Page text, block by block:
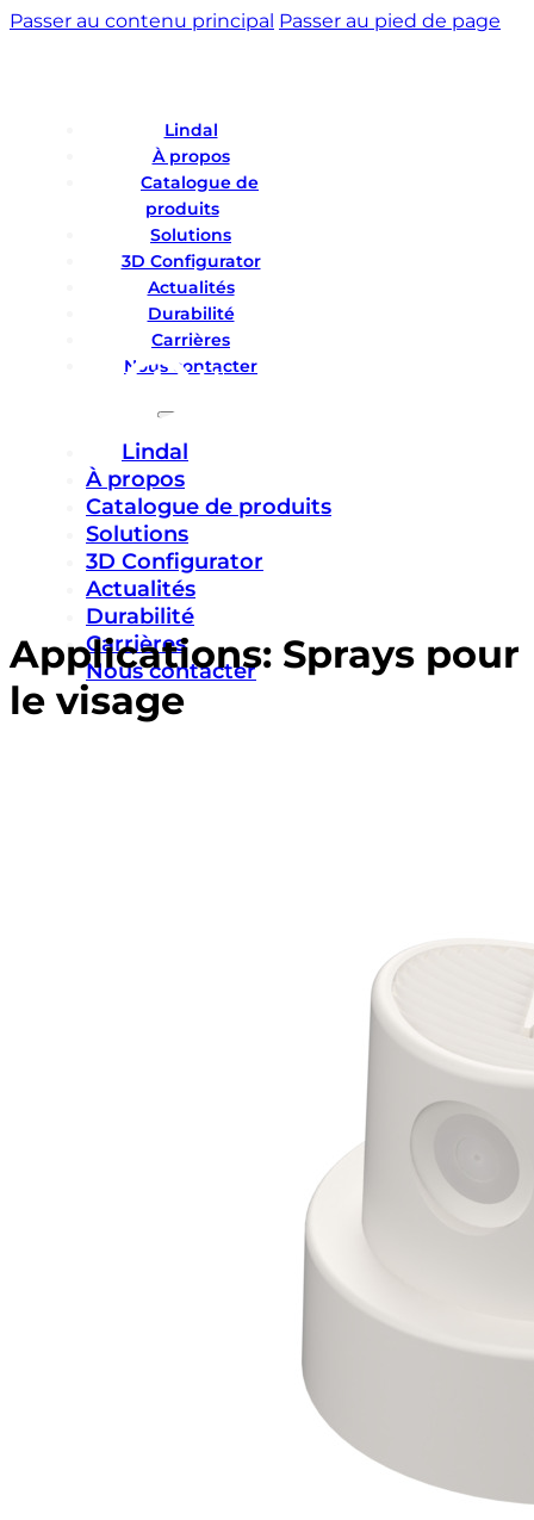
Passer au contenu principal Passer au pied de page
Lindal
À propos
Catalogue de
produits
Solutions
3D Configurator
Actualités
Durabilité
Carrières
Nous contacter
Lindal
À propos
Catalogue de produits
Solutions
3D Configurator
Actualités
Durabilité
Carrières
Nous contacter
Applications: Sprays pour
le visage